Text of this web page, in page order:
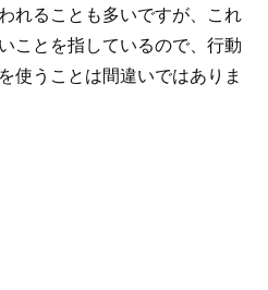
れることも多いですが、これ
ことを指しているので、行動
を使うことは間違いではありま